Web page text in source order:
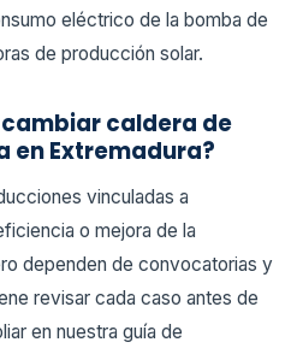
eléctrico de la bomba de
de producción solar.
caldera de
en Extremadura?
vinculadas a
o mejora de la
dependen de convocatorias y
revisar cada caso antes de
en nuestra guía de